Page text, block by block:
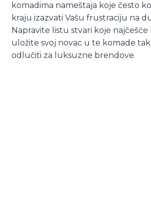
komadima nameštaja koje često
kraju izazvati Vašu frustraciju na
Napravite listu stvari koje najčešće
uložite svoj novac u te komade
odlučiti za luksuzne brendove.